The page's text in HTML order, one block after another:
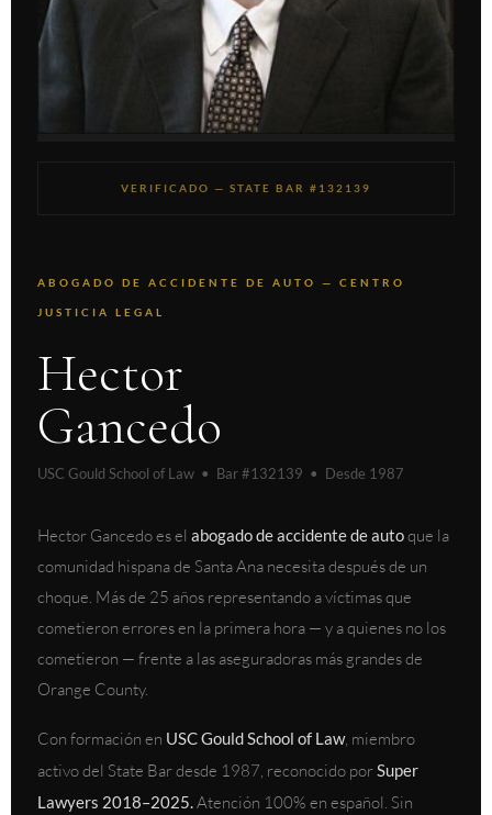
VERIFICADO — STATE BAR #132139
ABOGADO DE ACCIDENTE DE AUTO — CENTRO
JUSTICIA LEGAL
Hector
Gancedo
USC Gould School of Law • Bar #132139 • Desde 1987
Hector Gancedo es el abogado de accidente de autoque la
comunidad hispana de Santa Ana necesita después de un
choque. Más de 25 años representando a víctimas que
cometieron errores en la primera hora — y a quienes no los
cometieron — frente a las aseguradoras más grandes de
Orange County.
Con formación en USC Gould School of Law, miembro
activo del State Bar desde 1987, reconocido porSuper
Lawyers 2018–2025.Atención 100% en español. Sin